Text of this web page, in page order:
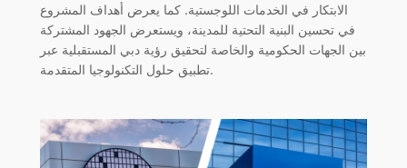
الابتكار في الخدمات اللوجستية. كما يعرض أهداف المشروع
في تحسين البنية التحتية للمدينة، ويستعرض الجهود المشتركة
بين الجهات الحكومية والخاصة لتحقيق رؤية دبي المستقبلية عبر
تطبيق حلول التكنولوجيا المتقدمة.